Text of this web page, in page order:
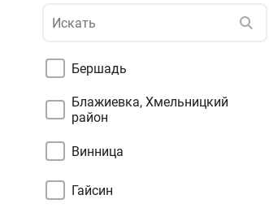
Бершадь
Блажиевка, Хмельницкий
район
Винница
Гайсин